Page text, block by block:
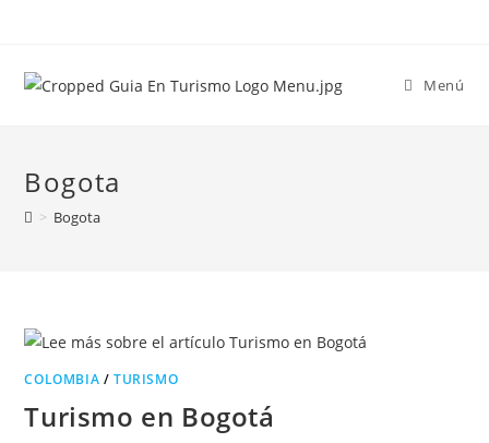
Menú
Bogota
> Bogota
COLOMBIA /TURISMO
Turismo en Bogotá